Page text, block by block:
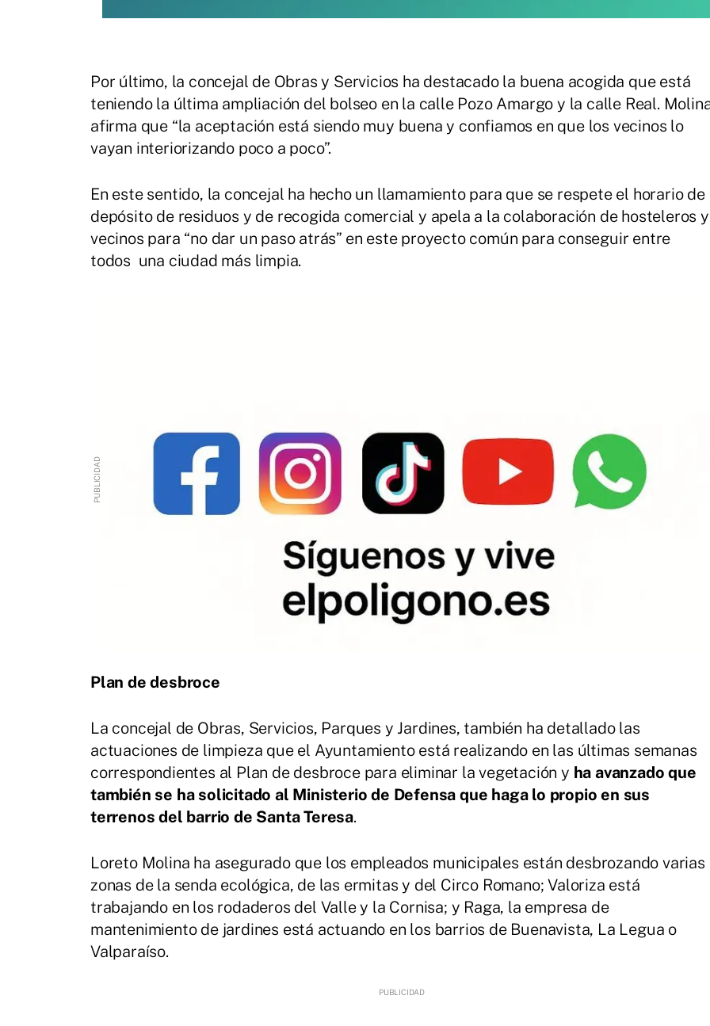
Por último, la concejal de Obras y Servicios ha destacado la buena acogida que está
teniendo la última ampliación del bolseo en la calle Pozo Amargo y la calle Real.
afirma que “la aceptación está siendo muy buena y confiamos en que los vecinos lo
vayan interiorizando poco a poco”.
En este sentido, la concejal ha hecho un llamamiento para que se respete el horario de
depósito de residuos y de recogida comercial y apela a la colaboración de hosteleros y
vecinos para “no dar un paso atrás” en este proyecto común para conseguir entre
todos una ciudad más limpia.
Plan de desbroce
La concejal de Obras, Servicios, Parques y Jardines, también ha detallado las
actuaciones de limpieza que el Ayuntamiento está realizando en las últimas semanas
correspondientes al Plan de desbroce para eliminar la vegetación y ha avanzado que
también se ha solicitado al Ministerio de Defensa que haga lo propio en sus
terrenos del barrio de Santa Teresa.
Loreto Molina ha asegurado que los empleados municipales están desbrozando varias
zonas de la senda ecológica, de las ermitas y del Circo Romano; Valoriza está
trabajando en los rodaderos del Valle y la Cornisa; y Raga, la empresa de
mantenimiento de jardines está actuando en los barrios de Buenavista, La Legua o
Valparaíso.